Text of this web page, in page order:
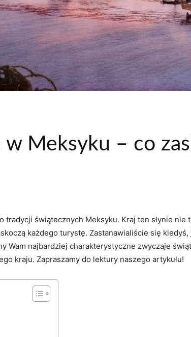
Meksyku – co
tradycji świątecznych Meksyku. Kraj ten słynie
każdego turystę. Zastanawialiście się
Wam najbardziej charakterystyczne zwyczaje
kraju. Zapraszamy do lektury naszego artykułu!